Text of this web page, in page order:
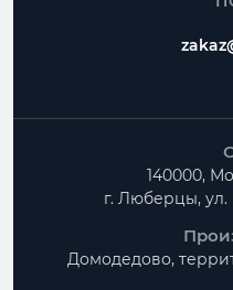
140000,
г. Люберцы, ул.
Домодедово,